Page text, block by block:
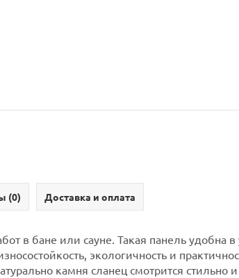
(0) Доставка и оплата
в бане или сауне. Такая панель удобна в
экологичность и
камня сланец смотрится стильно и